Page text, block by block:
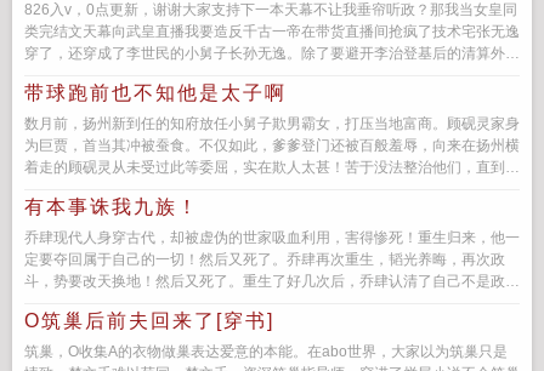
826入v，0点更新，谢谢大家支持下一本天幕不让我垂帘听政？那我当女皇同
类完结文天幕向武皇直播我要造反千古一帝在带货直播间抢疯了技术宅张无逸
穿了，还穿成了李世民的小舅子长孙无逸。除了要避开李治登基后的清算外，
带球跑前也不知他是太子啊
数月前，扬州新到任的知府放任小舅子欺男霸女，打压当地富商。顾砚灵家身
为巨贾，首当其冲被蚕食。不仅如此，爹爹登门还被百般羞辱，向来在扬州横
着走的顾砚灵从未受过此等委屈，实在欺人太甚！苦于没法整治他们，直到让
有本事诛我九族！
乔肆现代人身穿古代，却被虚伪的世家吸血利用，害得惨死！重生归来，他一
定要夺回属于自己的一切！然后又死了。乔肆再次重生，韬光养晦，再次政
斗，势要改天换地！然后又死了。重生了好几次后，乔肆认清了自己不是政斗
O筑巢后前夫回来了[穿书]
筑巢，O收集A的衣物做巢表达爱意的本能。在abo世界，大家以为筑巢只是